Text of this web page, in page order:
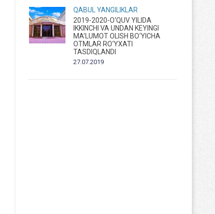
QABUL
YANGILIKLAR
2019-2020-O‘QUV YILIDA
IKKINCHI VA UNDAN KEYINGI
MA’LUMOT OLISH BO‘YICHA
OTMLAR RO‘YXATI
TASDIQLANDI
27.07.2019